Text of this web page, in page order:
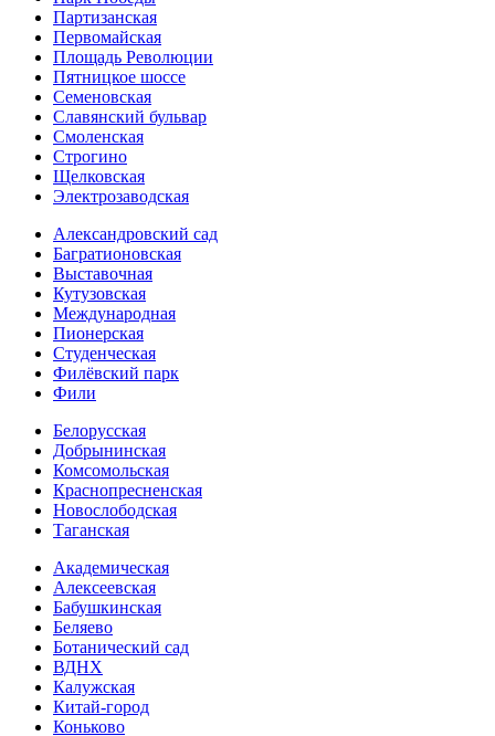
Партизанская
Первомайская
Площадь Революции
Пятницкое шоссе
Семеновская
Славянский бульвар
Смоленская
Строгино
Щелковская
Электро­заводская
Александ­ровский сад
Багратионовская
Выставочная
Кутузовская
Международная
Пионерская
Студенческая
Филёвский парк
Фили
Белорусская
Добрынинская
Комсо­мольская
Краснопресненская
Новослободская
Таганская
Академическая
Алексеевская
Бабушкинская
Беляево
Ботанический сад
ВДНХ
Калужская
Китай-город
Коньково